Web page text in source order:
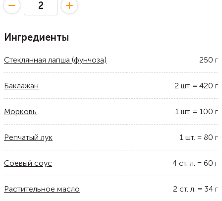
Ингредиенты
Стеклянная лапша (фунчоза) 250 г
Баклажан 2 шт. = 420 г
Морковь 1 шт. = 100 г
Репчатый лук 1 шт. = 80 г
Соевый соус 4 ст. л. = 60 г
Растительное масло 2 ст. л. = 34 г